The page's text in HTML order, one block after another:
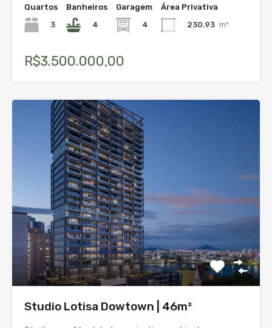
Quartos
3
Banheiros
4
Garagem
4
Área Privativa
230.93 m²
R$3.500.000,00
Studio Lotisa Dowtown | 46m²